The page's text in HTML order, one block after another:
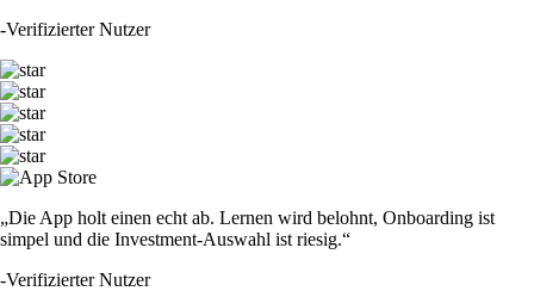
-Verifizierter Nutzer
„Die App holt einen echt ab. Lernen wird belohnt, Onboarding ist
simpel und die Investment-Auswahl ist riesig.“
-Verifizierter Nutzer